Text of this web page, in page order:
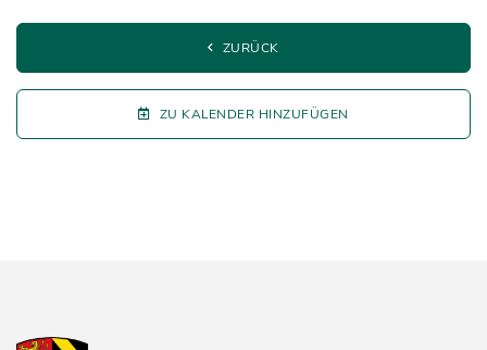
ZURÜCK
ZU KALENDER HINZUFÜGEN